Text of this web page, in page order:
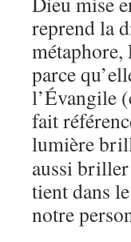
reprend la
parce
l’Évangile
fait
lumière
aussi
tient dans
notre